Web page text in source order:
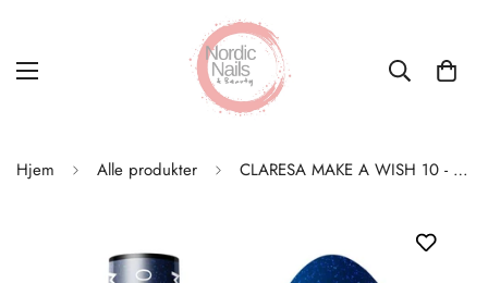
Hjem Alle produkter CLARESA MAKE A WISH 10 - 5G - Limited